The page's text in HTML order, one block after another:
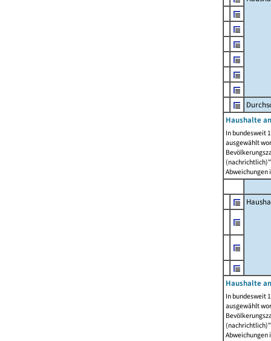
Haushalte
In bundesweit
ausgewählt
Abweichungen
Haushalte
In bundesweit
ausgewählt
Abweichungen